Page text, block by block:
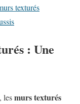
texturés
: Une
lesmurs texturés